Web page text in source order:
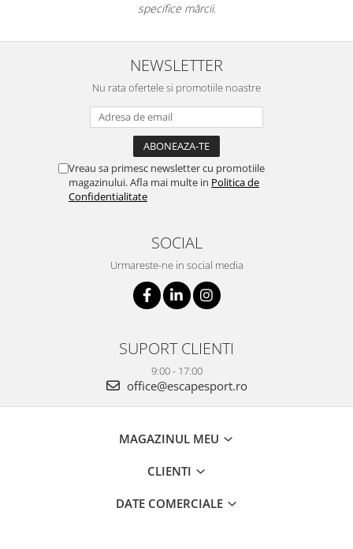
specifice mărcii.
NEWSLETTER
Nu rata ofertele si promotiile noastre
Vreau sa primesc newsletter cu promotiile
magazinului. Afla mai multe in Politica de
Confidentialitate
SOCIAL
Urmareste-ne in social media
SUPORT CLIENTI
9:00 - 17:00
office@escapesport.ro
MAGAZINUL MEU
CLIENTI
DATE COMERCIALE